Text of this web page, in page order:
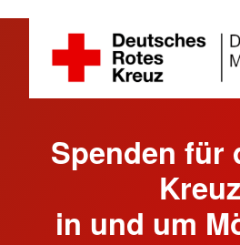
Spenden für
Kreuz
in und um